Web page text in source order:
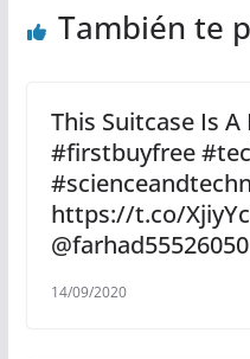
También te
This Suitcase Is
#firstbuyfree
https://t.co/
@farhad55526050
14/09/2020